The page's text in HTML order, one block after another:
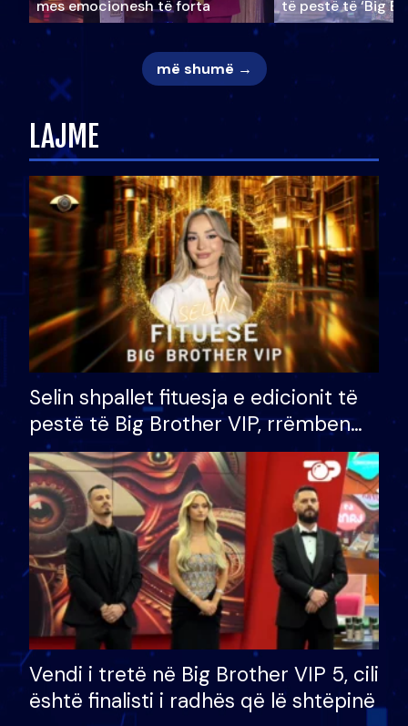
mes emocionesh të forta
të pestë të ‘Big
më shumë →
LAJME
Selin shpallet fituesja e edicionit të
pestë të Big Brother VIP, rrëmben
çmimin e madh prej 100 mijë eurosh
Vendi i tretë në Big Brother VIP 5, cili
është finalisti i radhës që lë shtëpinë